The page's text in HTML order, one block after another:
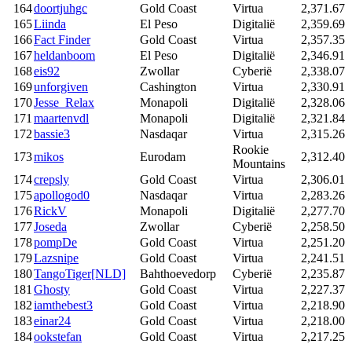
164doortjuhgc Gold Coast Virtua
2,371.67
165Liinda El Peso Digitalië
2,359.69
166Fact Finder Gold Coast Virtua
2,357.35
167heldanboom El Peso Digitalië
2,346.91
168eis92 Zwollar Cyberië
2,338.07
169unforgiven Cashington Virtua
2,330.91
170Jesse_Relax Monapoli Digitalië
2,328.06
171 maartenvdl Monapoli Digitalië
2,321.84
172bassie3 Nasdaqar Virtua
2,315.26
173mikos Eurodam
Rookie
Mountains
2,312.40
174crepsly Gold Coast Virtua
2,306.01
175apollogod0 Nasdaqar Virtua
2,283.26
176RickV Monapoli Digitalië
2,277.70
177Joseda Zwollar Cyberië
2,258.50
178pompDe Gold Coast Virtua
2,251.20
179Lazsnipe Gold Coast Virtua
2,241.51
180TangoTiger[NLD] Bahthoevedorp Cyberië
2,235.87
181 Ghosty Gold Coast Virtua
2,227.37
182iamthebest3 Gold Coast Virtua
2,218.90
183einar24 Gold Coast Virtua
2,218.00
184ookstefan Gold Coast Virtua
2,217.25